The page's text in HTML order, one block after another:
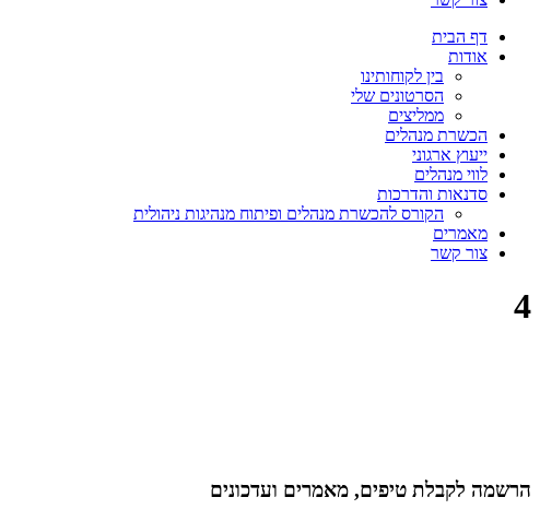
דף הבית
אודות
בין לקוחותינו
הסרטונים שלי
ממליצים
הכשרת מנהלים
ייעוץ ארגוני
לווי מנהלים
סדנאות והדרכות
הקורס להכשרת מנהלים ופיתוח מנהיגות ניהולית
מאמרים
צור קשר
4
הרשמה לקבלת טיפים, מאמרים ועדכונים